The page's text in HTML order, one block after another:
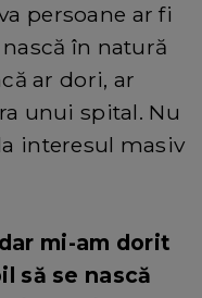
persoane ar fi
în natură
ar dori, ar
unui spital. Nu
interesul masiv
mi-am dorit
să se nască